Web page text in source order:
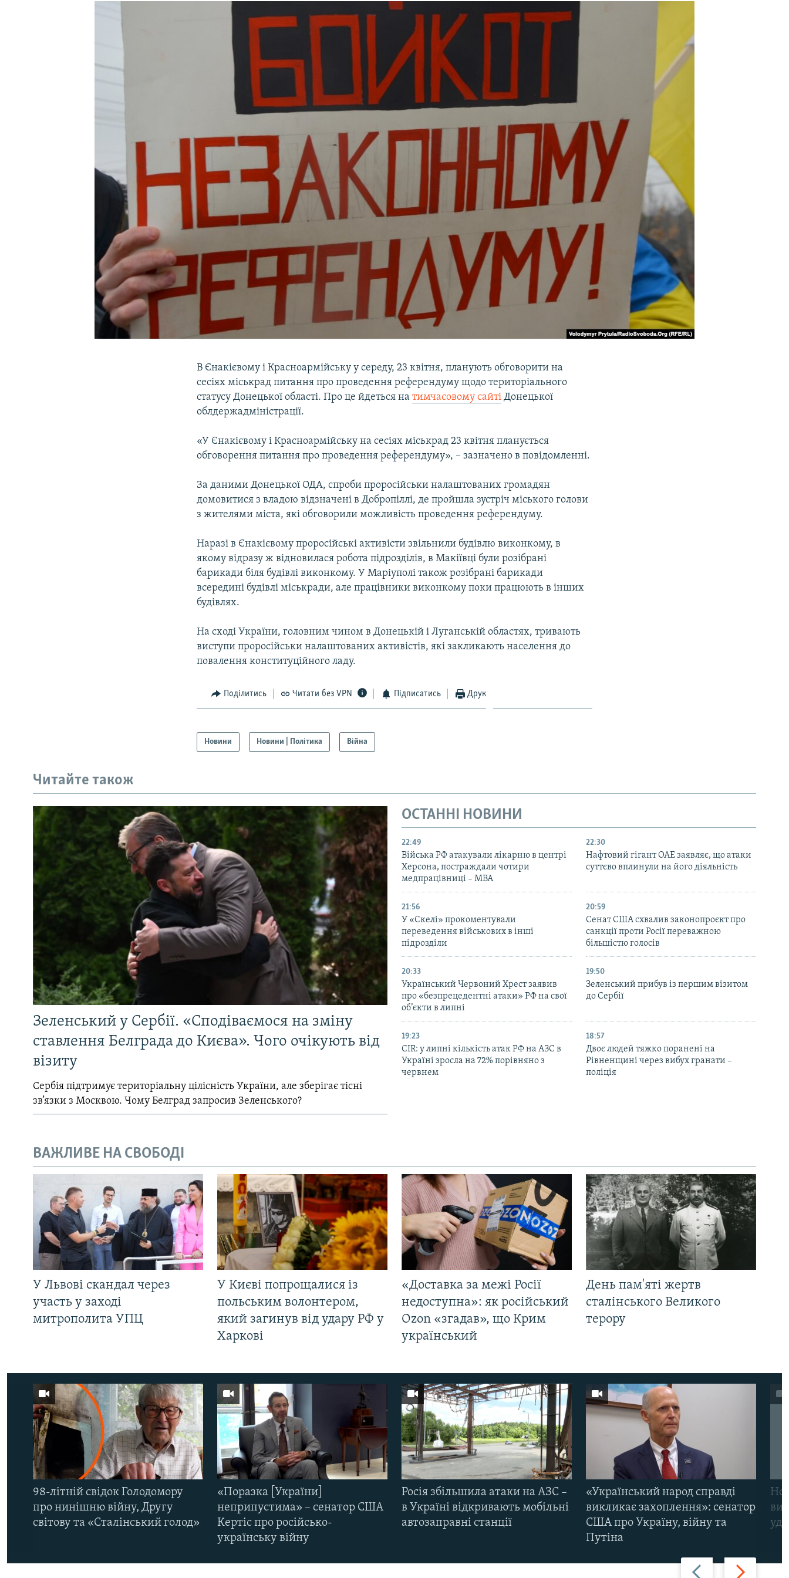
В Єнакієвому і Красноармійську у середу, 23 квітня, планують обговорити на
сесіях міськрад питання про проведення референдуму щодо територіального
статусу Донецької області. Про це йдеться натимчасовому сайті Донецької
облдержадміністрації.
«У Єнакієвому і Красноармійську на сесіях міськрад 23 квітня планується
обговорення питання про проведення референдуму», – зазначено в повідомленні.
За даними Донецької ОДА, спроби проросійськи налаштованих громадян
домовитися з владою відзначені в Добропіллі, де пройшла зустріч міського голови
з жителями міста, які обговорили можливість проведення референдуму.
Наразі в Єнакієвому проросійські активісти звільнили будівлю виконкому, в
якому відразу ж відновилася робота підрозділів, в Макіївці були розібрані
барикади біля будівлі виконкому. У Маріуполі також розібрані барикади
всередині будівлі міськради, але працівники виконкому поки працюють в інших
будівлях.
На сході України, головним чином в Донецькій і Луганській областях, тривають
виступи проросійськи налаштованих активістів, які закликають населення до
повалення конституційного ладу.
Поділитись Читати без VPN Підписатись Друк
Новини Новини | Політика Війна
Читайте також
Зеленський у Сербії. «Сподіваємося на зміну
ставлення Белграда до Києва». Чого очікують від
візиту
Сербія підтримує територіальну цілісність України, але зберігає тісні
зв’язки з Москвою. Чому Белград запросив Зеленського?
ОСТАННІ НОВИНИ
22:49
Війська РФ атакували лікарню в центрі
Херсона, постраждали чотири
медпрацівниці – МВА
22:30
Нафтовий гігант ОАЕ заявляє, що атаки
суттєво вплинули на його діяльність
21:56
У «Скелі» прокоментували
переведення військових в інші
підрозділи
20:59
Cенат США схвалив законопроєкт про
санкції проти Росії переважною
більшістю голосів
20:33
Український Червоний Хрест заявив
про «безпрецедентні атаки» РФ на свої
об’єкти в липні
19:50
Зеленський прибув із першим візитом
до Сербії
19:23
CIR: у липні кількість атак РФ на АЗС в
Україні зросла на 72% порівняно з
червнем
18:57
Двоє людей тяжко поранені на
Рівненщині через вибух гранати –
поліція
ВАЖЛИВЕ НА СВОБОДІ
У Львові скандал через
участь у заході
митрополита УПЦ
У Києві попрощалися із
польським волонтером,
який загинув від удару РФ у
Харкові
«Доставка за межі Росії
недоступна»: як російський
Ozon «згадав», що Крим
український
День пам'яті жертв
сталінського Великого
терору
Назад Вперед
98-літній свідок Голодомору
про нинішню війну, Другу
світову та «Сталінський голод»
«Поразка [України]
неприпустима» – сенатор США
Кертіс про російсько-
українську війну
Росія збільшила атаки на АЗС –
в Україні відкривають мобільні
автозаправні станції
«Український народ справді
викликає захоплення»: сенатор
США про Україну, війну та
Путіна